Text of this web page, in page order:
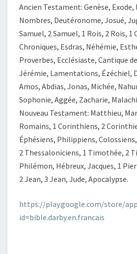
Ancien Testament: Genèse, Exode,
Nombres, Deutéronome, Josué,
Samuel, 2 Samuel, 1 Rois, 2 Rois, 1
Chroniques, Esdras, Néhémie,
Proverbes, Ecclésiaste, Cantique
Jérémie, Lamentations, Ézéchiel,
Amos, Abdias, Jonas, Michée,
Sophonie, Aggée, Zacharie,
Nouveau Testament: Matthieu,
Romains, 1 Corinthiens, 2
Éphésiens, Philippiens,
2 Thessaloniciens, 1 Timothée, 2
Philémon, Hébreux, Jacques, 1
2 Jean, 3 Jean, Jude, Apocalypse.
https://play.google.com/store/
id=bible.darby.en.francais